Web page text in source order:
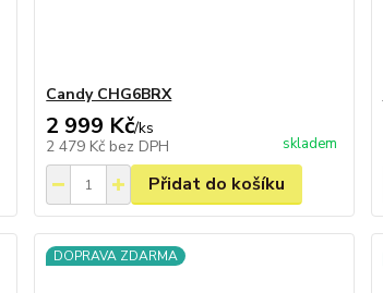
Candy CHG6BRX
2 999 Kč/ks
2 479 Kč bez DPH skladem
Přidat do košíku
DOPRAVA ZDARMA